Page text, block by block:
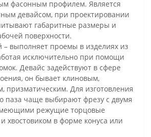
фасонным профилем. Является
девайсом, при проектировании
габаритные размеры и
поверхности.
выполняет проемы в изделиях из
исключительно при помощи
Девайс задействуют в сфере
он бывает клиновым,
призматическим. Для изготовления
паза чаще выбирают фрезу с двумя
режущие торцовые
хвостовиком в форме конуса или